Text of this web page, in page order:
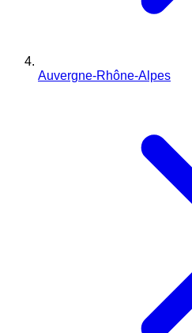
Auvergne-Rhône-Alpes